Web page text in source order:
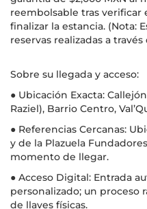
reembolsable tras verificar
finalizar la estancia. (Nota:
reservas realizadas a
Sobre su llegada y acceso:
● Ubicación Exacta:
Raziel), Barrio Centro,
● Referencias Cercanas:
y de la Plazuela
momento de llegar.
● Acceso Digital: Entrada
personalizado; un proceso
de llaves físicas.